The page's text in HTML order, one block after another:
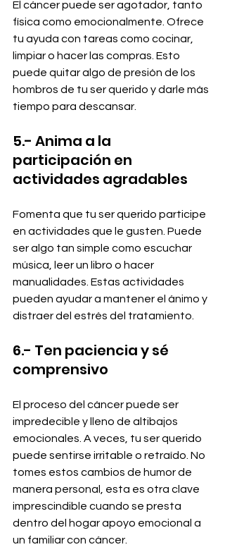
El cáncer puede ser agotador, tanto
física como emocionalmente. Ofrece
tu ayuda con tareas como cocinar,
limpiar o hacer las compras. Esto
puede quitar algo de presión de los
hombros de tu ser querido y darle más
tiempo para descansar.
5.- Anima a la
participación en
actividades agradables
Fomenta que tu ser querido participe
en actividades que le gusten. Puede
ser algo tan simple como escuchar
música, leer un libro o hacer
manualidades. Estas actividades
pueden ayudar a mantener el ánimo y
distraer del estrés del tratamiento.
6.- Ten paciencia y sé
comprensivo
El proceso del cáncer puede ser
impredecible y lleno de altibajos
emocionales. A veces, tu ser querido
puede sentirse irritable o retraído. No
tomes estos cambios de humor de
manera personal, esta es otra clave
imprescindible cuando se presta
dentro del hogar apoyo emocional a
un familiar con cáncer.